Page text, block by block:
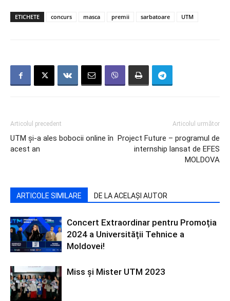
ETICHETE concurs masca premii sarbatoare UTM
Articolul precedent
UTM și-a ales bobocii online în
acest an
Articolul următor
Project Future – programul de
internship lansat de EFES
MOLDOVA
ARTICOLE SIMILARE DE LA ACELAȘI AUTOR
Concert Extraordinar pentru Promoția
2024 a Universității Tehnice a
Moldovei!
Miss şi Mister UTM 2023